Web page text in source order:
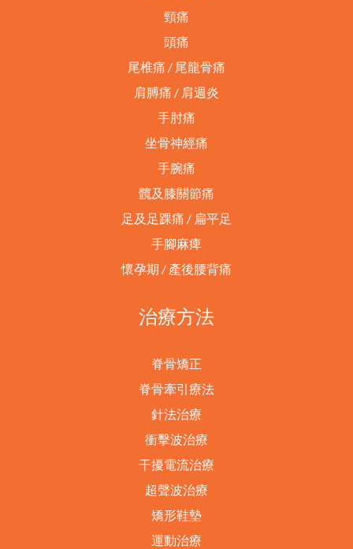
頸痛
頭痛
尾椎痛 / 尾龍骨痛
肩膊痛 / 肩週炎
手肘痛
坐骨神經痛
手腕痛
髖及膝關節痛
足及足踝痛 / 扁平足
手腳麻痺
懷孕期 / 產後腰背痛
治療方法
脊骨矯正
脊骨牽引療法
針法治療
衝擊波治療
干擾電流治療
超聲波治療
矯形鞋墊
運動治療